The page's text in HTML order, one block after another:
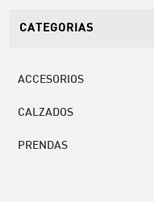
CATEGORIAS
ACCESORIOS
CALZADOS
PRENDAS